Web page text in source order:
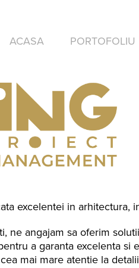
ACASA PORTOFOLIU
excelentei in arhitectura,
ne angajam sa oferim
a garanta excelenta si
mai mare atentie la